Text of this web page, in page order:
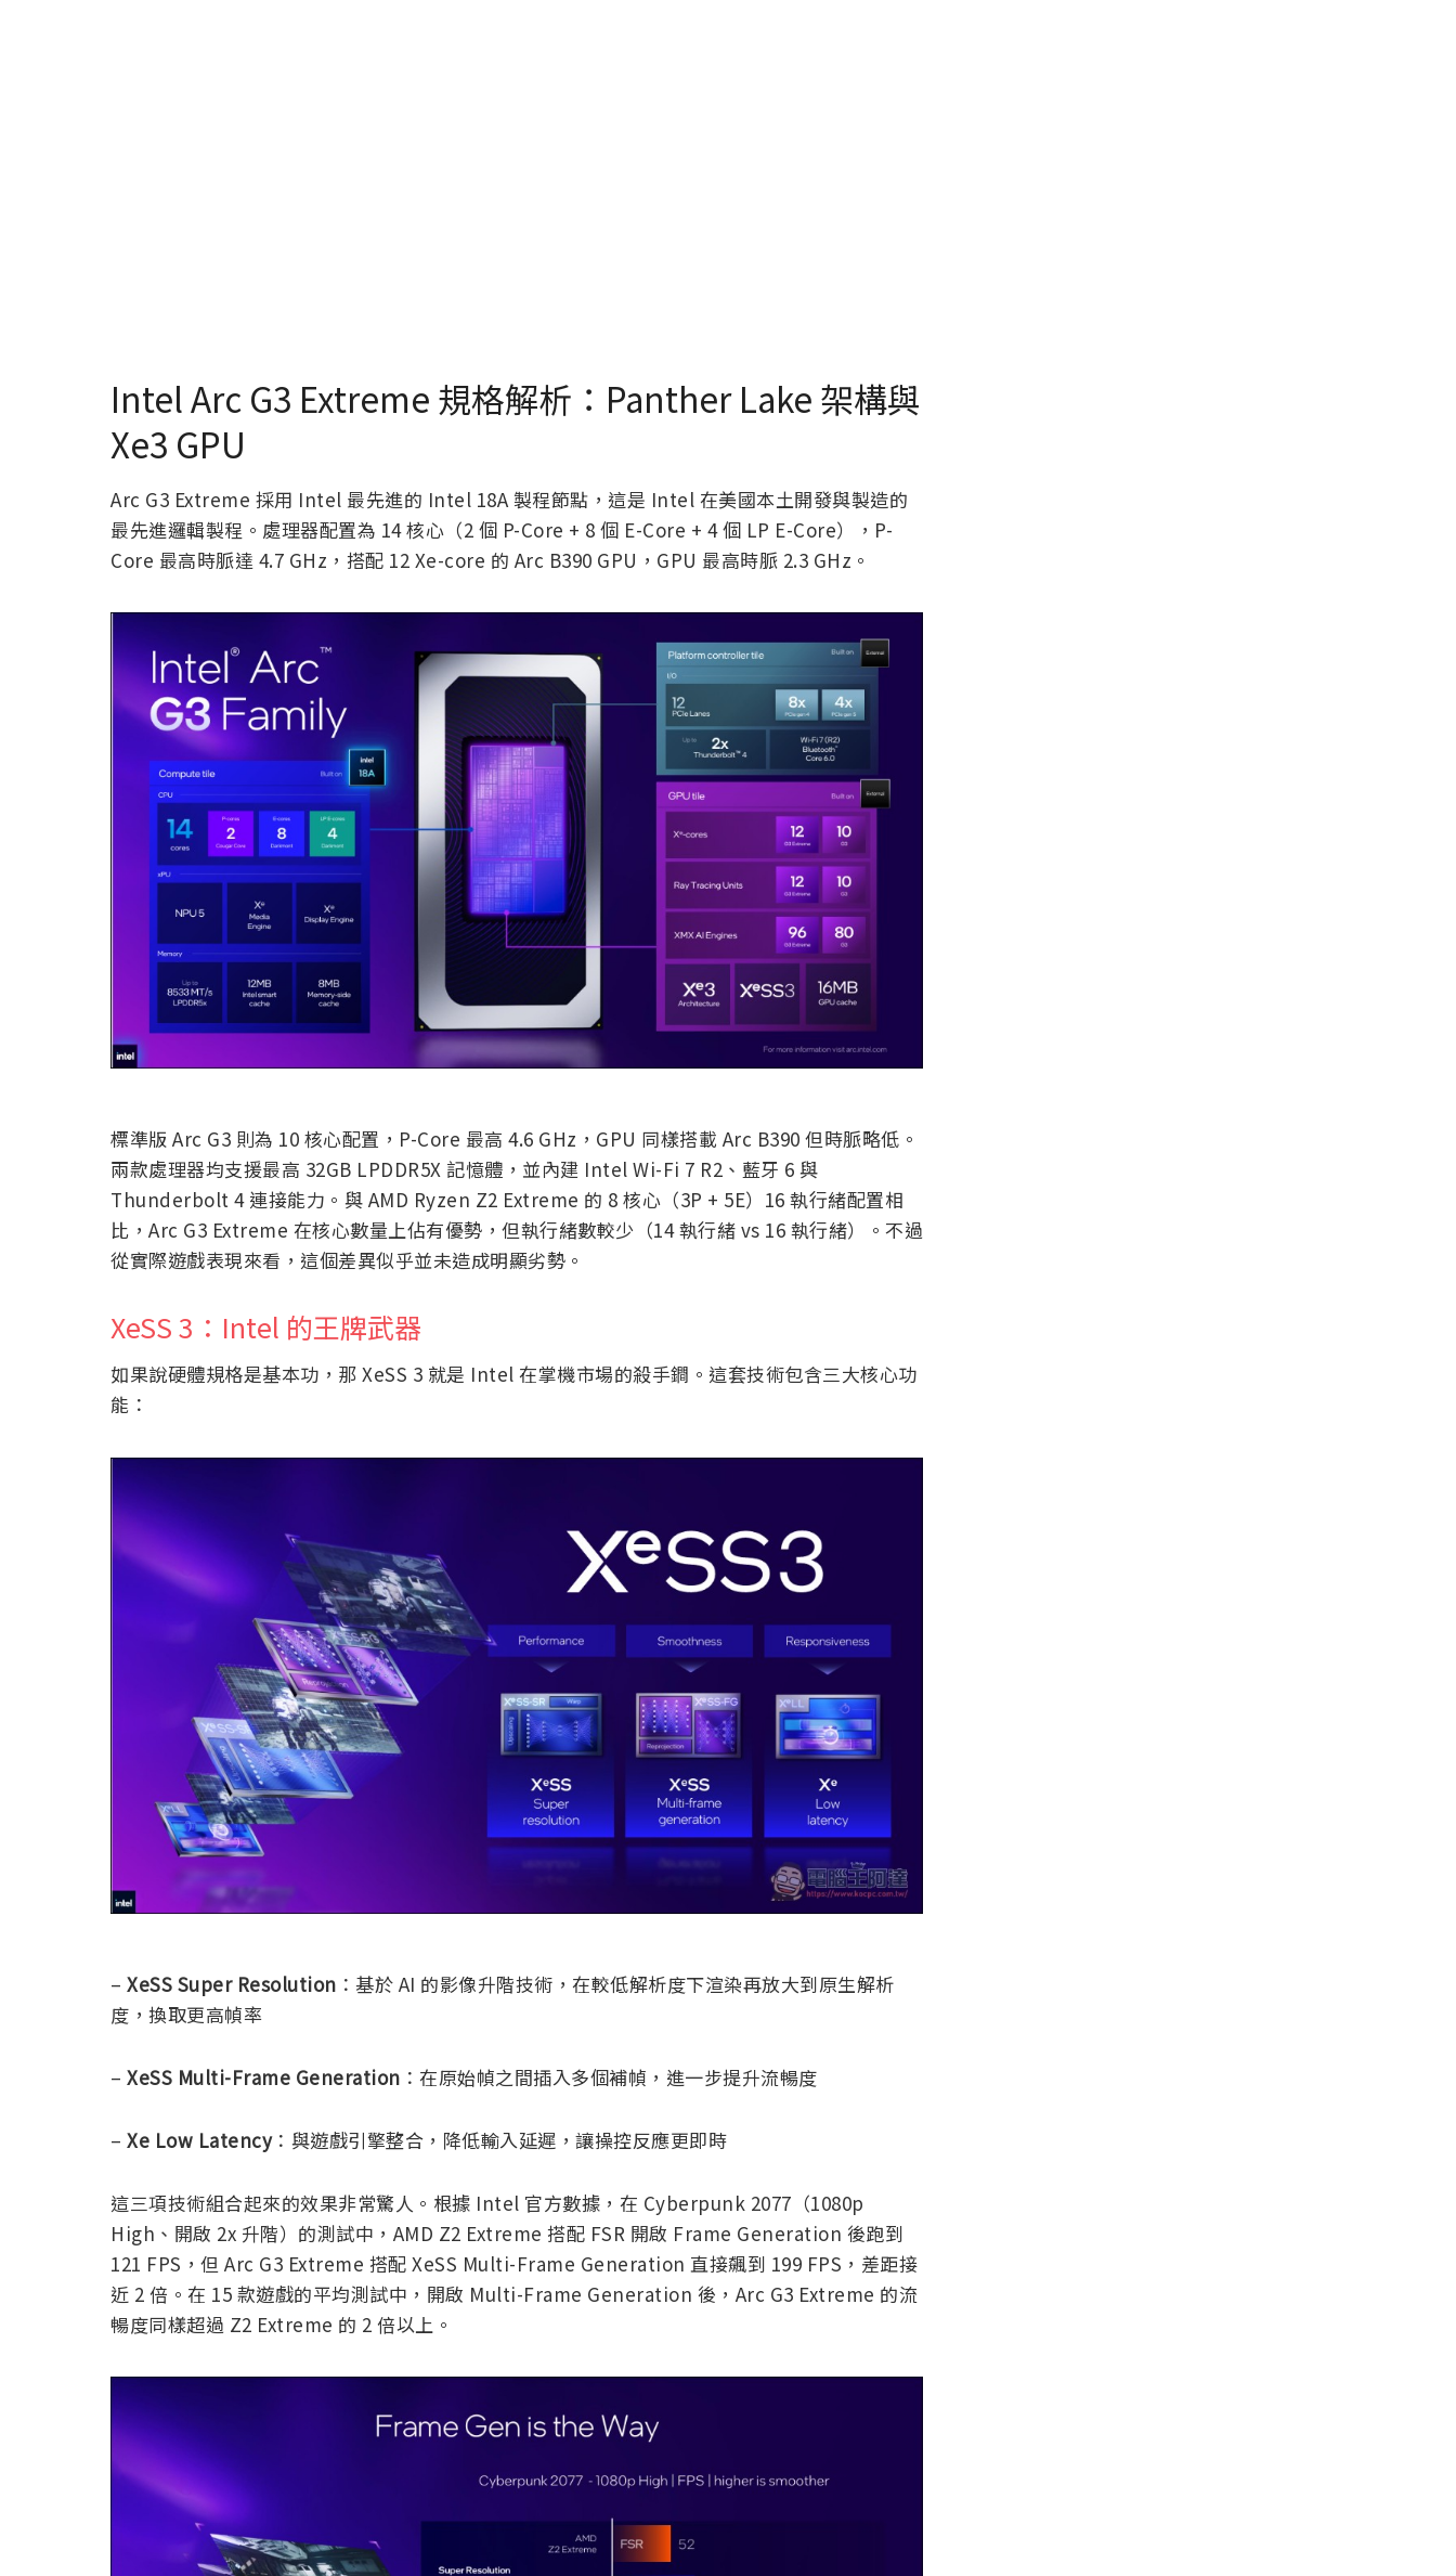
Intel Arc G3 Extreme 規格解析：Panther Lake 架構與
Xe3 GPU
Arc G3 Extreme 採用 Intel 最先進的 Intel 18A 製程節點，這是 Intel 在美國本土開發與製造的
最先進邏輯製程。處理器配置為 14 核心（2 個 P-Core + 8 個 E-Core + 4 個 LP E-Core），P-
Core 最高時脈達 4.7 GHz，搭配 12 Xe-core 的 Arc B390 GPU，GPU 最高時脈 2.3 GHz。
標準版 Arc G3 則為 10 核心配置，P-Core 最高 4.6 GHz，GPU 同樣搭載 Arc B390 但時脈略低。
兩款處理器均支援最高 32GB LPDDR5X 記憶體，並內建 Intel Wi-Fi 7 R2、藍牙 6 與
Thunderbolt 4 連接能力。與 AMD Ryzen Z2 Extreme 的 8 核心（3P + 5E）16 執行緒配置相
比，Arc G3 Extreme 在核心數量上佔有優勢，但執行緒數較少（14 執行緒 vs 16 執行緒）。不過
從實際遊戲表現來看，這個差異似乎並未造成明顯劣勢。
XeSS 3：Intel 的王牌武器
如果說硬體規格是基本功，那 XeSS 3 就是 Intel 在掌機市場的殺手鐧。這套技術包含三大核心功
能：
– XeSS Super Resolution ：基於 AI 的影像升階技術，在較低解析度下渲染再放大到原生解析
度，換取更高幀率
– XeSS Multi-Frame Generation ：在原始幀之間插入多個補幀，進一步提升流暢度
– Xe Low Latency：與遊戲引擎整合，降低輸入延遲，讓操控反應更即時
這三項技術組合起來的效果非常驚人。根據 Intel 官方數據，在 Cyberpunk 2077（1080p
High、開啟 2x 升階）的測試中，AMD Z2 Extreme 搭配 FSR 開啟 Frame Generation 後跑到
121 FPS，但 Arc G3 Extreme 搭配 XeSS Multi-Frame Generation 直接飆到 199 FPS，差距接
近 2 倍。在 15 款遊戲的平均測試中，開啟 Multi-Frame Generation 後，Arc G3 Extreme 的流
暢度同樣超過 Z2 Extreme 的 2 倍以上。